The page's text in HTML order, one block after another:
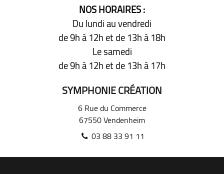
NOS HORAIRES :
Du lundi au vendredi
de 9h à 12het de 13h à 18h
Le samedi
de 9h à 12het de 13h à 17h
SYMPHONIE CRÉATION
6 Rue du Commerce
67550Vendenheim
03 88 33 91 11